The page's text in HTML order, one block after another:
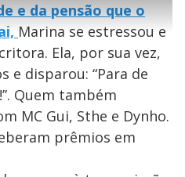
n
r
e da pensão que o
Marina se estressou e
Ela, por sua vez,
e disparou: “Para de
Quem também
MC Gui, Sthe e Dynho.
prêmios em